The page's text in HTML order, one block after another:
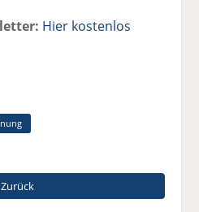
Hier kostenlos
Zurück